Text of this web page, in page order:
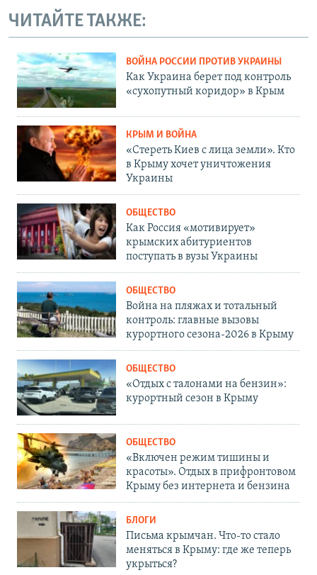
ЧИТАЙТЕ ТАКЖЕ:
ВОЙНА РОССИИ ПРОТИВ УКРАИНЫ
Как Украина берет под контроль
«сухопутный коридор» в Крым
КРЫМ И ВОЙНА
«Стереть Киев с лица земли». Кто
в Крыму хочет уничтожения
Украины
ОБЩЕСТВО
Как Россия «мотивирует»
крымских абитуриентов
поступать в вузы Украины
ОБЩЕСТВО
Война на пляжах и тотальный
контроль: главные вызовы
курортного сезона-2026 в Крыму
ОБЩЕСТВО
«Отдых с талонами на бензин»:
курортный сезон в Крыму
ОБЩЕСТВО
«Включен режим тишины и
красоты». Отдых в прифронтовом
Крыму без интернета и бензина
БЛОГИ
Письма крымчан. Что-то стало
меняться в Крыму: где же теперь
укрыться?